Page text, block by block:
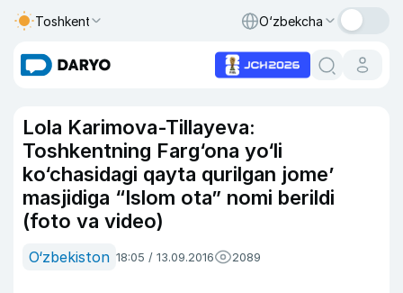
Toshkent O‘zbekcha
Lola Karimova-Tillayeva:
Toshkentning Farg‘ona yo‘li
ko‘chasidagi qayta qurilgan jome’
masjidiga “Islom ota” nomi berildi
(foto va video)
O‘zbekiston 18:05 / 13.09.2016 2089